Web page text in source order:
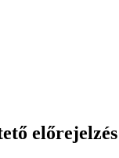
előrejelzés